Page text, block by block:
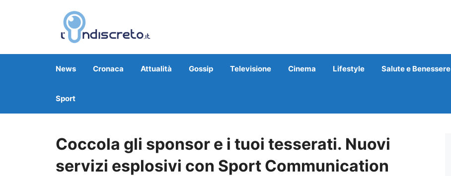
News Cronaca Attualità Gossip Televisione Cinema Lifestyle Salute e Benessere
Sport
Coccola gli sponsor e i tuoi tesserati. Nuovi
servizi esplosivi con Sport Communication